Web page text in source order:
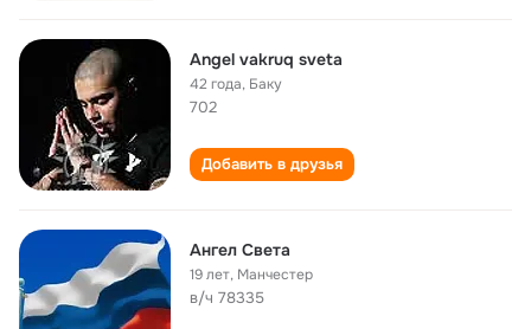
Angel vakruq sveta
42 года, Баку
702
Добавить в друзья
Ангел Света
19 лет, Манчестер
в/ч 78335